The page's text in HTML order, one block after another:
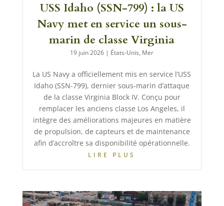
USS Idaho (SSN-799) : la US
Navy met en service un sous-
marin de classe Virginia
19 juin 2026 | États-Unis, Mer
La US Navy a officiellement mis en service l’USS
Idaho (SSN-799), dernier sous-marin d’attaque
de la classe Virginia Block IV. Conçu pour
remplacer les anciens classe Los Angeles, il
intègre des améliorations majeures en matière
de propulsion, de capteurs et de maintenance
afin d’accroître sa disponibilité opérationnelle.
LIRE PLUS